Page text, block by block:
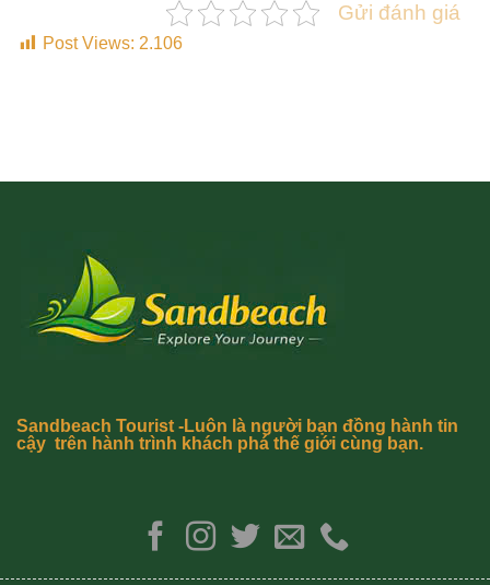
Gửi đánh giá
Post Views: 2.106
Sandbeach Tourist -Luôn là người bạn đồng hành tin
cậy trên hành trình khách phá thế giới cùng bạn.